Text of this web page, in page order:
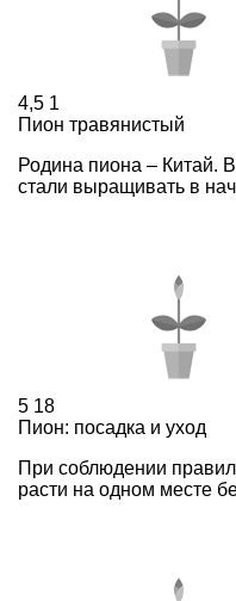
4,5 1
Пион травянистый
Родина пиона – Китай.
стали выращивать в
5 18
Пион: посадка и уход
При соблюдении
расти на одном месте